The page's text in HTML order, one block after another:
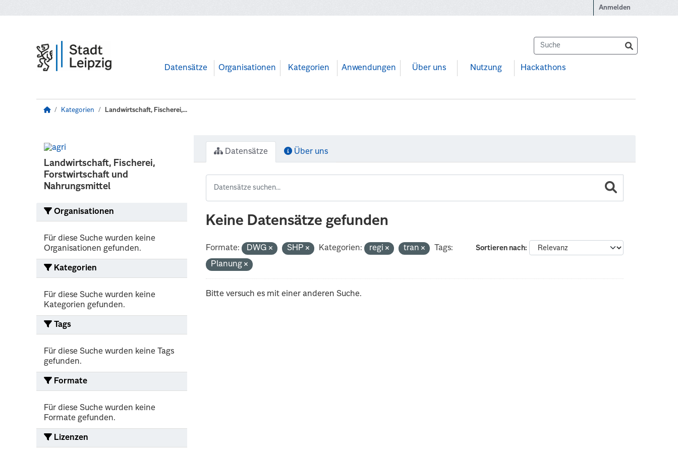
Anmelden
Datensätze Organisationen Kategorien Anwendungen Über uns Nutzung Hackathons
Kategorien Landwirtschaft, Fischerei,...
Landwirtschaft, Fischerei,
Forstwirtschaft und
Nahrungsmittel
Organisationen
Für diese Suche wurden keine
Organisationen gefunden.
Kategorien
Für diese Suche wurden keine
Kategorien gefunden.
Tags
Für diese Suche wurden keine Tags
gefunden.
Formate
Für diese Suche wurden keine
Formate gefunden.
Lizenzen
Datensätze Über uns
Keine Datensätze gefunden
Sortieren nach
Formate: DWG SHP Kategorien: regi tran
Tags:
Planung
Bitte versuch es mit einer anderen Suche.